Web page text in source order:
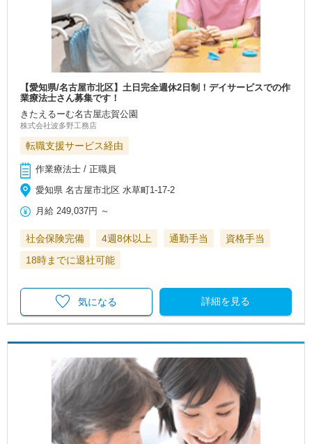
【愛知県/名古屋市北区】土日完全週休2日制！デイサービスでの作
業療法士さん募集です！
きたえるーむ名古屋志賀公園
株式会社波多野工務店
転職支援サービス経由
作業療法士 / 正職員
愛知県 名古屋市北区 水草町1-17-2
月給 249,037円 ～
社会保険完備 4週8休以上 通勤手当
資格手当
18時までに退社可能
詳細を見る
気になる